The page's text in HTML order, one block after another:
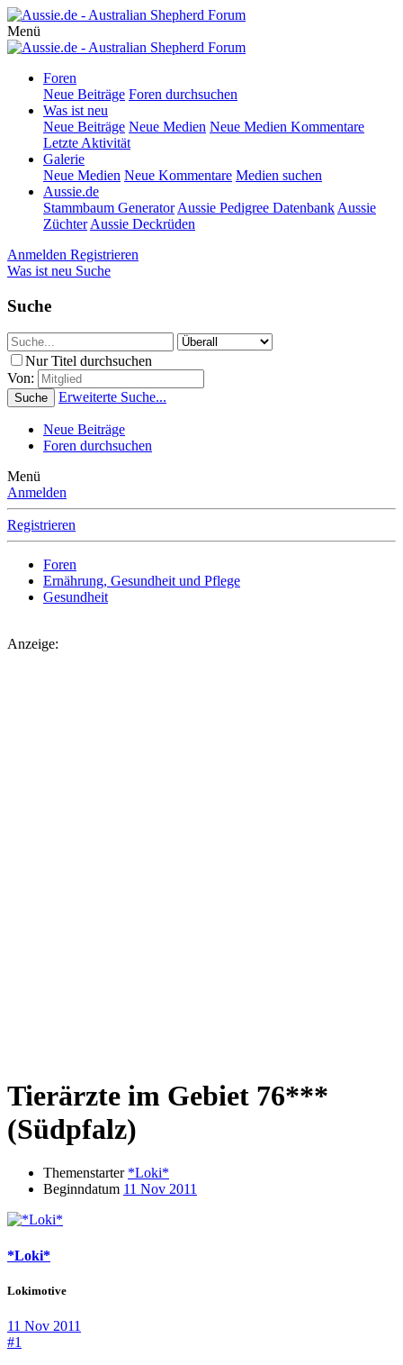
Menü
Foren
Neue Beiträge Foren durchsuchen
Was ist neu
Neue Beiträge Neue Medien Neue Medien Kommentare
Letzte Aktivität
Galerie
Neue Medien Neue Kommentare Medien suchen
Aussie.de
Stammbaum Generator Aussie Pedigree Datenbank Aussie
Züchter Aussie Deckrüden
Anmelden Registrieren
Was ist neu Suche
Suche
Nur Titel durchsuchen
Von:
Suche Erweiterte Suche...
Neue Beiträge
Foren durchsuchen
Menü
Anmelden
Registrieren
Foren
Ernährung, Gesundheit und Pflege
Gesundheit
Anzeige:
Tierärzte im Gebiet 76***
(Südpfalz)
Themenstarter *Loki*
Beginndatum 11 Nov 2011
*Loki*
Lokimotive
11 Nov 2011
#1